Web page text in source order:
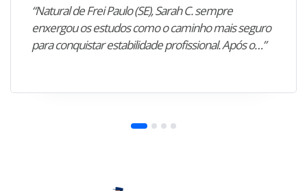
“Natural de Frei Paulo (SE), Sarah C. sempre
enxergou os estudos como o caminho mais seguro
para conquistar estabilidade profissional. Após o…”